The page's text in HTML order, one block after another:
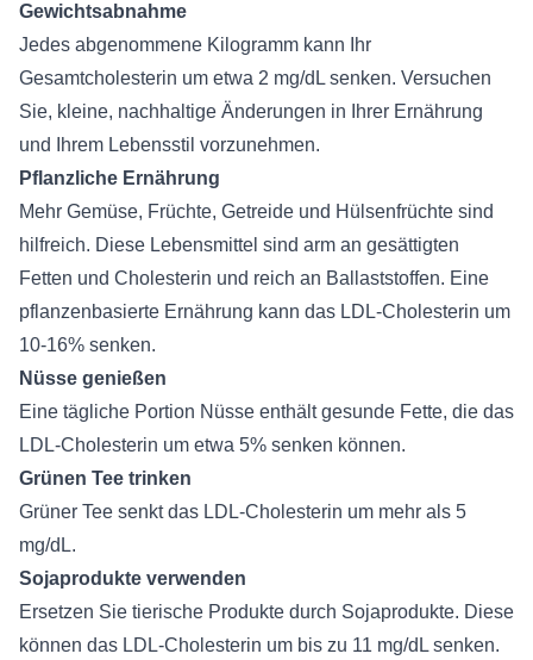
Gewichtsabnahme
Jedes abgenommene Kilogramm kann Ihr
Gesamtcholesterin um etwa 2 mg/dL senken. Versuchen
Sie, kleine, nachhaltige Änderungen in Ihrer Ernährung
und Ihrem Lebensstil vorzunehmen.
Pflanzliche Ernährung
Mehr Gemüse, Früchte, Getreide und Hülsenfrüchte sind
hilfreich. Diese Lebensmittel sind arm an gesättigten
Fetten und Cholesterin und reich an Ballaststoffen. Eine
pflanzenbasierte Ernährung kann das LDL-Cholesterin um
10-16% senken.
Nüsse genießen
Eine tägliche Portion Nüsse enthält gesunde Fette, die das
LDL-Cholesterin um etwa 5% senken können.
Grünen Tee trinken
Grüner Tee senkt das LDL-Cholesterin um mehr als 5
mg/dL.
Sojaprodukte verwenden
Ersetzen Sie tierische Produkte durch Sojaprodukte. Diese
können das LDL-Cholesterin um bis zu 11 mg/dL senken.